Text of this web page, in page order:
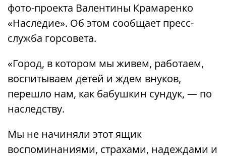
фото-проекта Валентины Крамаренко
«Наследие». Об этом сообщает пресс-
служба горсовета.
«Город, в котором мы живем, работаем,
воспитываем детей и ждем внуков,
перешло нам, как бабушкин сундук, — по
наследству.
Мы не начиняли этот ящик
воспоминаниями, страхами, надеждами и